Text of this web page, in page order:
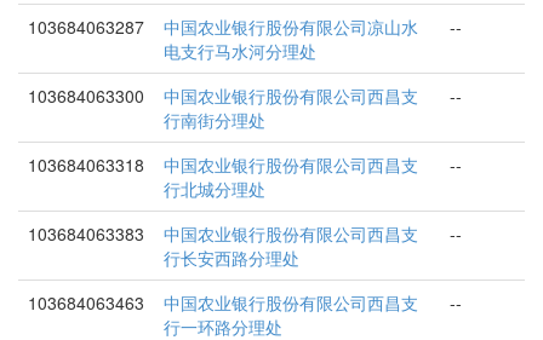
103684063287
中国农业银行股份有限公司凉山水
电支行马水河分理处
--
103684063300
中国农业银行股份有限公司西昌支
行南街分理处
--
103684063318
中国农业银行股份有限公司西昌支
行北城分理处
--
103684063383
中国农业银行股份有限公司西昌支
行长安西路分理处
--
103684063463
中国农业银行股份有限公司西昌支
行一环路分理处
--